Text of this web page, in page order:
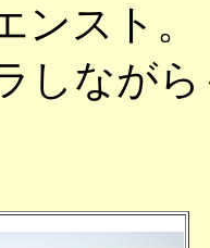
ンスト。
しなが